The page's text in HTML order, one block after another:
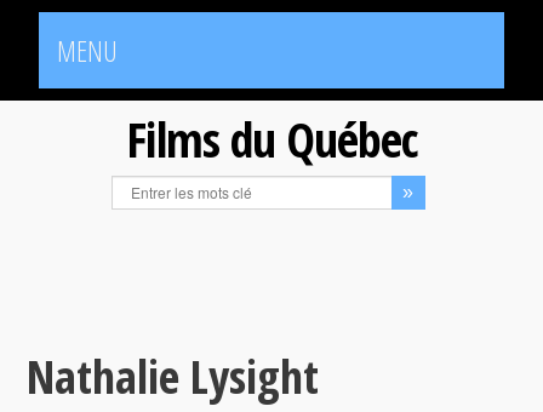
MENU
Films du Québec
Nathalie Lysight